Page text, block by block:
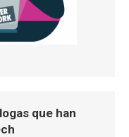
que han